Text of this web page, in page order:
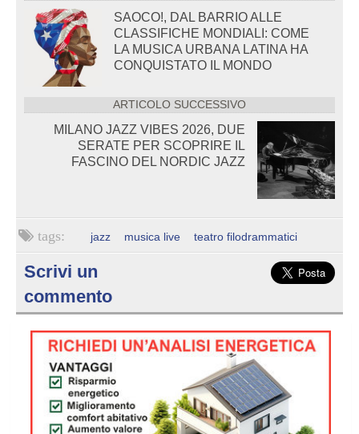
SAOCO!, DAL BARRIO ALLE
CLASSIFICHE MONDIALI: COME
LA MUSICA URBANA LATINA HA
CONQUISTATO IL MONDO
ARTICOLO SUCCESSIVO
MILANO JAZZ VIBES 2026, DUE
SERATE PER SCOPRIRE IL
FASCINO DEL NORDIC JAZZ
jazz musica live teatro filodrammatici
Scrivi un
commento